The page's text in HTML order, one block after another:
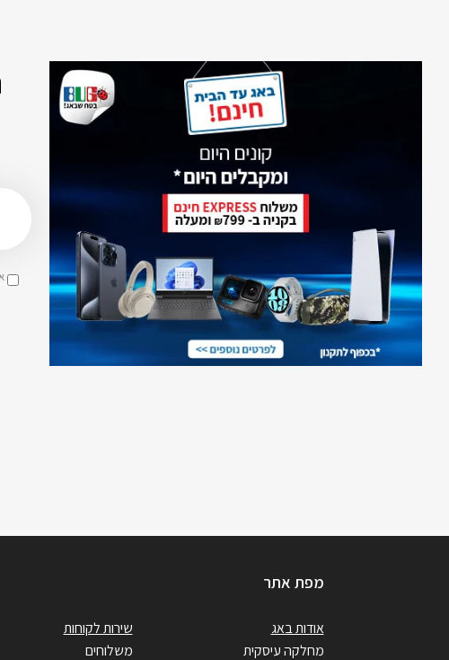
מפת אתר
אודות באג
מחלקה עיסקית
שירות לקוחות
משלוחים